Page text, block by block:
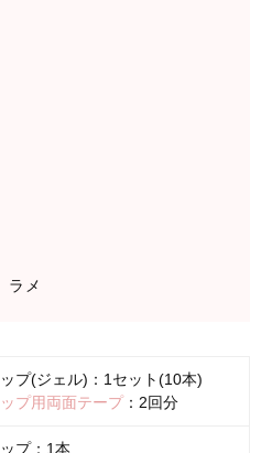
ラメ
プ(ジェル)：1セット(10本)
プ用両面テープ：2回分
プ：1本